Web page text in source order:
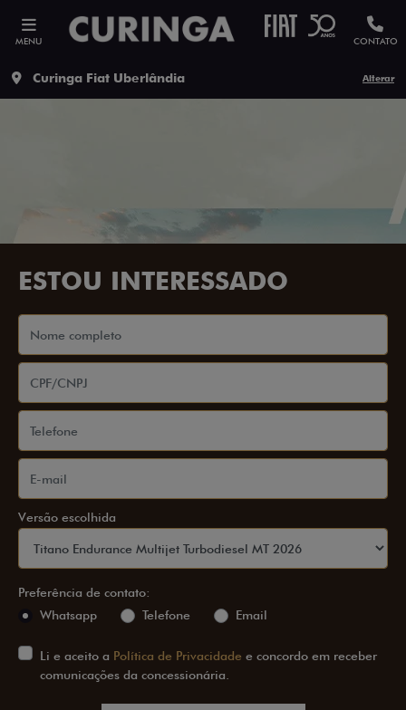
MENU CONTATO
Curinga Fiat Uberlândia Alterar
ESTOU INTERESSADO
Versão escolhida
Preferência de contato:
Whatsapp
Telefone Email
Li e aceito a Política de Privacidade e concordo em receber
comunicações da concessionária.